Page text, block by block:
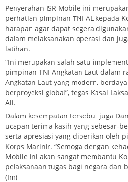
Penyerahan ISR Mobile ini
perhatian pimpinan TNI AL kepada
harapan agar dapat segera
dalam melaksanakan operasi dan
latihan.
“Ini merupakan salah satu
pimpinan TNI Angkatan Laut dalam
Angkatan Laut yang modern,
berproyeksi global”, tegas Kasal
Ali.
Dalam kesempatan tersebut juga
ucapan terima kasih yang sebesar-
serta apresiasi yang diberikan oleh
Korps Marinir. “Semoga dengan
Mobile ini akan sangat membantu
pelaksanaan tugas bagi negara dan
(Im)